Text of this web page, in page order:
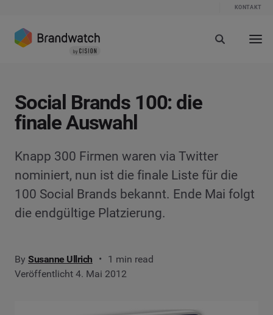
KONTAKT
Social Brands 100: die
finale Auswahl
Knapp 300 Firmen waren via Twitter
nominiert, nun ist die finale Liste für die
100 Social Brands bekannt. Ende Mai folgt
die endgültige Platzierung.
By Susanne Ullrich
1 min read
Veröffentlicht 4. Mai 2012